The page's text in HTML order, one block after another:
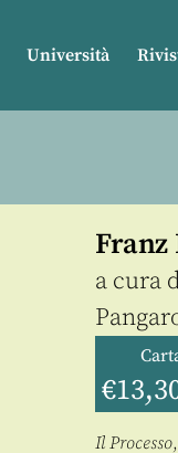
Università
Franz
a cura
€
Il Processo